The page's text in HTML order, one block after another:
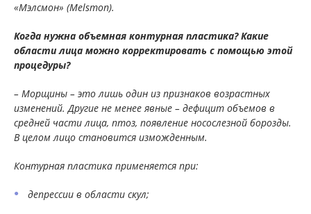
«Мэлсмон» (Melsmon).
Когда нужна объемная контурная пластика? Какие
области лица можно корректировать с помощью этой
процедуры?
– Морщины – это лишь один из признаков возрастных
изменений. Другие не менее явные – дефицит объемов в
средней части лица, птоз, появление носослезной борозды.
В целом лицо становится изможденным.
Контурная пластика применяется при:
депрессии в области скул;